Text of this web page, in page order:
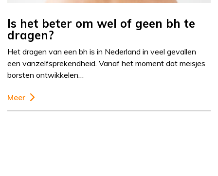
Is het beter om wel of geen bh te
dragen?
Het dragen van een bh is in Nederland in veel gevallen
een vanzelfsprekendheid. Vanaf het moment dat meisjes
borsten ontwikkelen…
Meer